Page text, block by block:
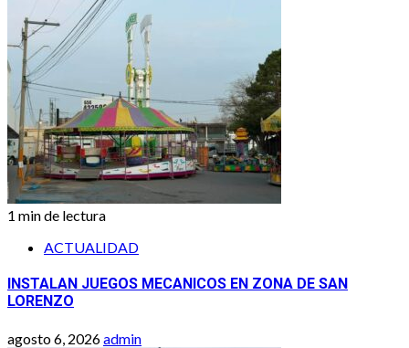
1 min de lectura
ACTUALIDAD
INSTALAN JUEGOS MECANICOS EN ZONA DE SAN
LORENZO
agosto 6, 2026admin